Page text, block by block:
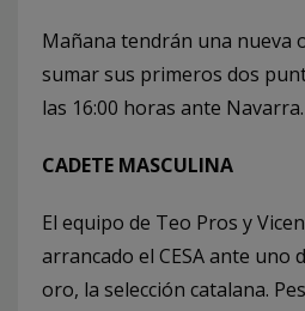
Mañana tendrán una nueva
sumar sus primeros dos
las 16:00 horas ante Navarra.
CADETE MASCULINA
El equipo de Teo Pros y
arrancado el CESA ante uno
oro, la selección catalana.